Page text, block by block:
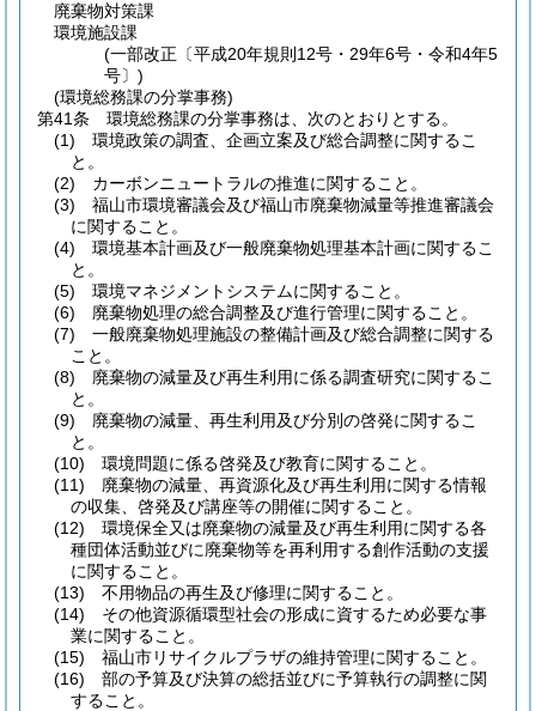
廃棄物対策課
環境施設課
(一部改正〔平成20年規則12号・29年6号・令和4年5
号〕)
(環境総務課の分掌事務)
第41条
環境総務課の分掌事務は、次のとおりとする。
(1)
環境政策の調査、企画立案及び総合調整に関するこ
と。
(2)
カーボンニュートラルの推進に関すること。
(3)
福山市環境審議会及び福山市廃棄物減量等推進審議会
に関すること。
(4)
環境基本計画及び一般廃棄物処理基本計画に関するこ
と。
(5)
環境マネジメントシステムに関すること。
(6)
廃棄物処理の総合調整及び進行管理に関すること。
(7)
一般廃棄物処理施設の整備計画及び総合調整に関する
こと。
(8)
廃棄物の減量及び再生利用に係る調査研究に関するこ
と。
(9)
廃棄物の減量、再生利用及び分別の啓発に関するこ
と。
(10)
環境問題に係る啓発及び教育に関すること。
(11)
廃棄物の減量、再資源化及び再生利用に関する情報
の収集、啓発及び講座等の開催に関すること。
(12)
環境保全又は廃棄物の減量及び再生利用に関する各
種団体活動並びに廃棄物等を再利用する創作活動の支援
に関すること。
(13)
不用物品の再生及び修理に関すること。
(14)
その他資源循環型社会の形成に資するため必要な事
業に関すること。
(15)
福山市リサイクルプラザの維持管理に関すること。
(16)
部の予算及び決算の総括並びに予算執行の調整に関
すること。